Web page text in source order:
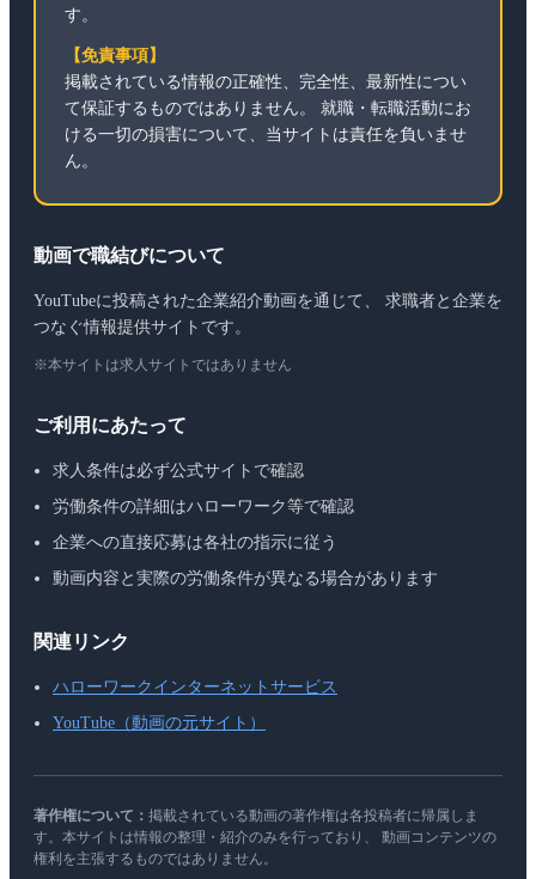
す。
【免責事項】
掲載されている情報の正確性、完全性、最新性につい
て保証するものではありません。 就職・転職活動にお
ける一切の損害について、当サイトは責任を負いませ
ん。
動画で職結びについて
YouTubeに投稿された企業紹介動画を通じて、 求職者と企業を
つなぐ情報提供サイトです。
※本サイトは求人サイトではありません
ご利用にあたって
求人条件は必ず公式サイトで確認
労働条件の詳細はハローワーク等で確認
企業への直接応募は各社の指示に従う
動画内容と実際の労働条件が異なる場合があります
関連リンク
ハローワークインターネットサービス
YouTube（動画の元サイト）
著作権について： 掲載されている動画の著作権は各投稿者に帰属しま
す。本サイトは情報の整理・紹介のみを行っており、 動画コンテンツの
権利を主張するものではありません。